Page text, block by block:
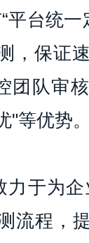
台统一
，保证
团队审
"等优势。
于为企
流程，